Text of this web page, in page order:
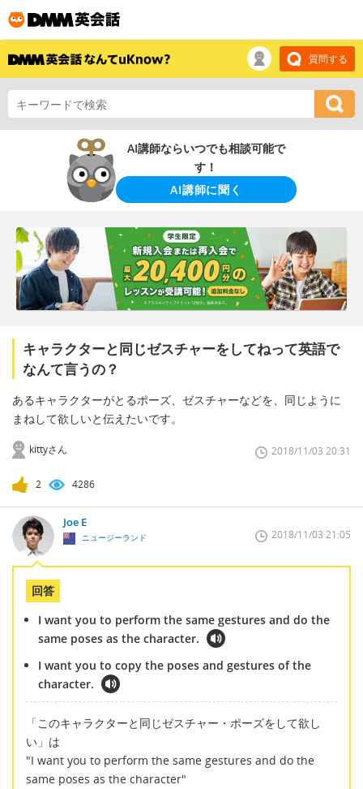
質問する
AI講師ならいつでも相談可能で
す！
AI講師に聞く
キャラクターと同じゼスチャーをしてねって英語で
なんて言うの？
あるキャラクターがとるポーズ、ゼスチャーなどを、同じように
まねして欲しいと伝えたいです。
kittyさん 2018/11/03 20:31
2 4286
Joe E
ニュージーランド 2018/11/03 21:05
回答
I want you to perform the same gestures and do the
same poses as the character.
I want you to copy the poses and gestures of the
character.
「このキャラクターと同じゼスチャー・ポーズをして欲し
い」は
"I want you to perform the same gestures and do the
same poses as the character"